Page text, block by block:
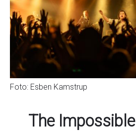
Foto: Esben Kamstrup
The